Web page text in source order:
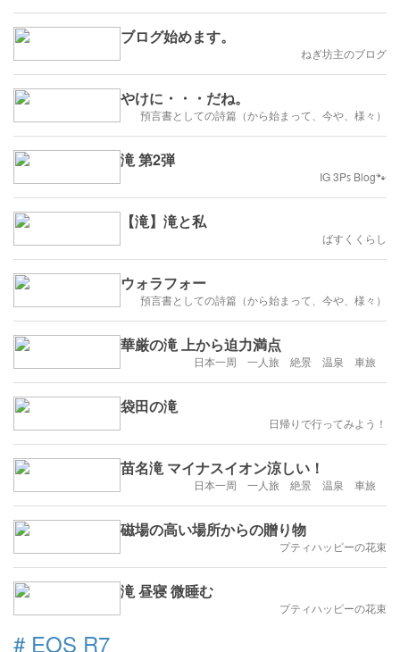
ブログ始めます。
ねぎ坊主のブログ
やけに・・・だね。
預言書としての詩篇（から始まって、今や、様々）
滝 第2弾
IG 3Pꜱ Blog🐾
【滝】滝と私
ばすくくらし
ウォラフォー
預言書としての詩篇（から始まって、今や、様々）
華厳の滝 上から迫力満点
日本一周 一人旅 絶景 温泉 車旅
袋田の滝
日帰りで行ってみよう！
苗名滝 マイナスイオン涼しい！
日本一周 一人旅 絶景 温泉 車旅
磁場の高い場所からの贈り物
プティハッピーの花束
滝 昼寝 微睡む
プティハッピーの花束
# EOS R7